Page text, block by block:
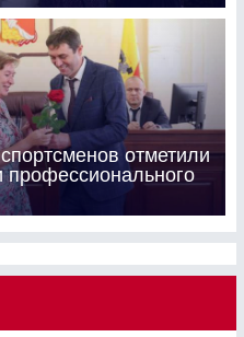
отметили
профессионального